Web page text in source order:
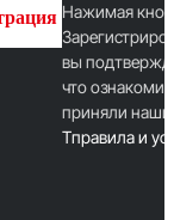
Нажимая
вы
что
приняли наши
Tправила и